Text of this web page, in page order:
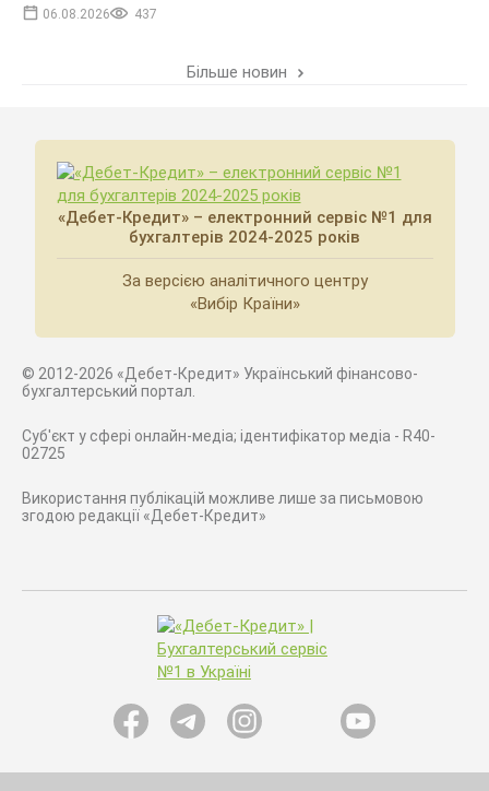
06.08.2026 437
Більше новин
«Дебет-Кредит» – електронний сервіс №1 для
бухгалтерів 2024-2025 років
За версією аналітичного центру
«Вибір Країни»
© 2012-2026 «Дебет-Кредит» Український фінансово-
бухгалтерський портал.
Суб'єкт у сфері онлайн-медіа; ідентифікатор медіа - R40-
02725
Використання публікацій можливе лише за письмовою
згодою редакції «Дебет-Кредит»